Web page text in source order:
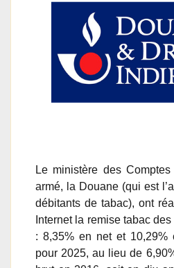
Le ministère des
armé, la Douane (qui est
débitants de tabac), ont
Internet la remise tabac
: 8,35% en net et 10,29%
pour 2025, au lieu de